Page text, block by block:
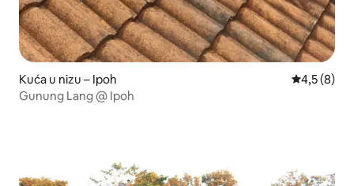
Kuća u nizu – Ipoh Prosječna
4,5 (8)
Gunung Lang @ Ipoh